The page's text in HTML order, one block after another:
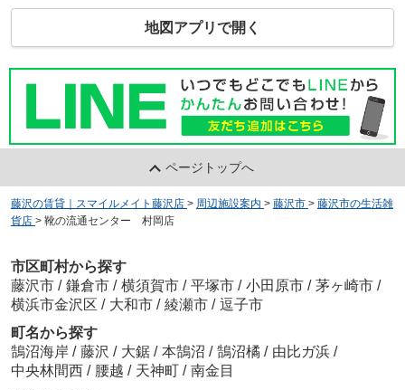
地図アプリで開く
ページトップへ
藤沢の賃貸｜スマイルメイト藤沢店 > 周辺施設案内 > 藤沢市 > 藤沢市の生活雑
貨店 > 靴の流通センター 村岡店
市区町村から探す
藤沢市 / 鎌倉市 / 横須賀市 / 平塚市 / 小田原市 / 茅ヶ崎市 /
横浜市金沢区 / 大和市 / 綾瀬市 / 逗子市
町名から探す
鵠沼海岸 / 藤沢 / 大鋸 / 本鵠沼 / 鵠沼橘 / 由比ガ浜 /
中央林間西 / 腰越 / 天神町 / 南金目